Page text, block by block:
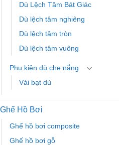
Dù Lệch Tâm Bát Giác
Dù lệch tâm nghiêng
Dù lệch tâm tròn
Dù lệch tâm vuông
Phụ kiện dù che nắng
Vải bạt dù
Ghế Hồ Bơi
Ghế hồ bơi composite
Ghế hồ bơi gỗ